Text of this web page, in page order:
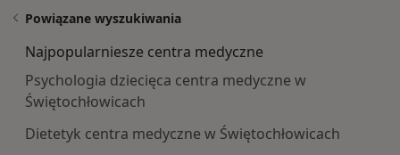
Powiązane wyszukiwania
Najpopularniesze centra medyczne
Psychologia dziecięca centra medyczne w
Świętochłowicach
Dietetyk centra medyczne w Świętochłowicach